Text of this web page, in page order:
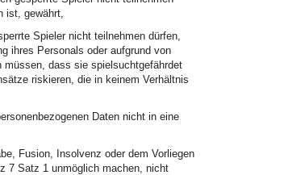
ist, gewährt,
Spieler nicht teilnehmen dürfen,
ihres Personals oder aufgrund von
müssen, dass sie spielsuchtgefährdet
riskieren, die in keinem Verhältnis
Daten nicht in eine
Fusion, Insolvenz oder dem Vorliegen
7 Satz 1 unmöglich machen, nicht